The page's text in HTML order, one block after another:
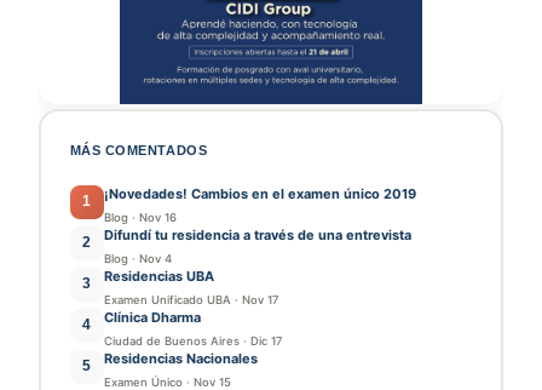
MÁS COMENTADOS
1 ¡Novedades! Cambios en el examen único 2019
Blog · Nov 16
2 Difundí tu residencia a través de una entrevista
Blog · Nov 4
3 Residencias UBA
Examen Unificado UBA · Nov 17
4 Clínica Dharma
Ciudad de Buenos Aires · Dic 17
5 Residencias Nacionales
Examen Único · Nov 15